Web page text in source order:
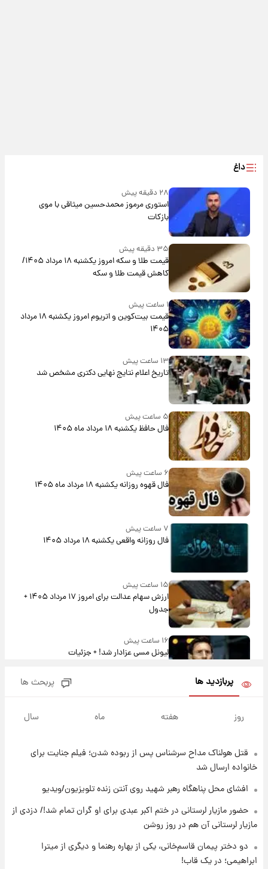
داغ
۲۸ دقیقه پیش
استوری مرموز محمدحسین میثاقی با موی
بازکات
۳۵ دقیقه پیش
قیمت طلا و سکه امروز یکشنبه ۱۸ مرداد ۱۴۰۵/
کاهش قیمت طلا و سکه
۱ ساعت پیش
قیمت بیت‌کوین و اتریوم امروز یکشنبه ۱۸ مرداد
۱۴۰۵
۱۳ ساعت پیش
تاریخ اعلام نتایج نهایی دکتری مشخص شد
۵ ساعت پیش
فال حافظ یکشنبه ۱۸ مرداد ماه ۱۴۰۵
۶ ساعت پیش
فال قهوه روزانه یکشنبه ۱۸ مرداد ماه ۱۴۰۵
۷ ساعت پیش
فال روزانه واقعی یکشنبه ۱۸ مرداد ۱۴۰۵
۱۵ ساعت پیش
ارزش سهام عدالت برای امروز ۱۷ مرداد ۱۴۰۵ +
جدول
۱۶ ساعت پیش
لیونل مسی عزادار شد! + جزئیات
جهانی در آمریکا + فیلم
۱۹ ساعت پیش
۱۹ ساعت پیش
تصاویر عمامه بستن به شیوه خاتمی/ویدیو
پربازدید ها پربحث ها
روز هفته ماه سال
قتل هولناک مداح سرشناس پس از ربوده شدن؛ فیلم جنایت برای
خانواده ارسال شد
افشای محل پناهگاه‌ رهبر شهید روی آنتن زنده تلویزیون/ویدیو
حضور مازیار لرستانی در ختم اکبر عبدی برای او گران تمام شد!/ دزدی از
مازیار لرستانی آن هم در روز روشن
دو دختر پیمان قاسم‌خانی، یکی از بهاره رهنما و دیگری از میترا
ابراهیمی؛ در یک قاب!